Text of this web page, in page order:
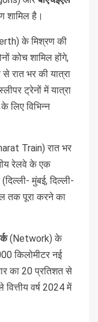
शामिल है।
के मिश्रण की
कोच शामिल होंगे,
रात भर की यात्रा
ट्रेनों में यात्रा
लिए विभिन्न
Train) रात भर
रेलवे के एक
मुंबई, दिल्ली-
तक पूरा करने का
(Network) के
किलोमीटर नई
का 20 प्रतिशत से
वर्ष 2024 में